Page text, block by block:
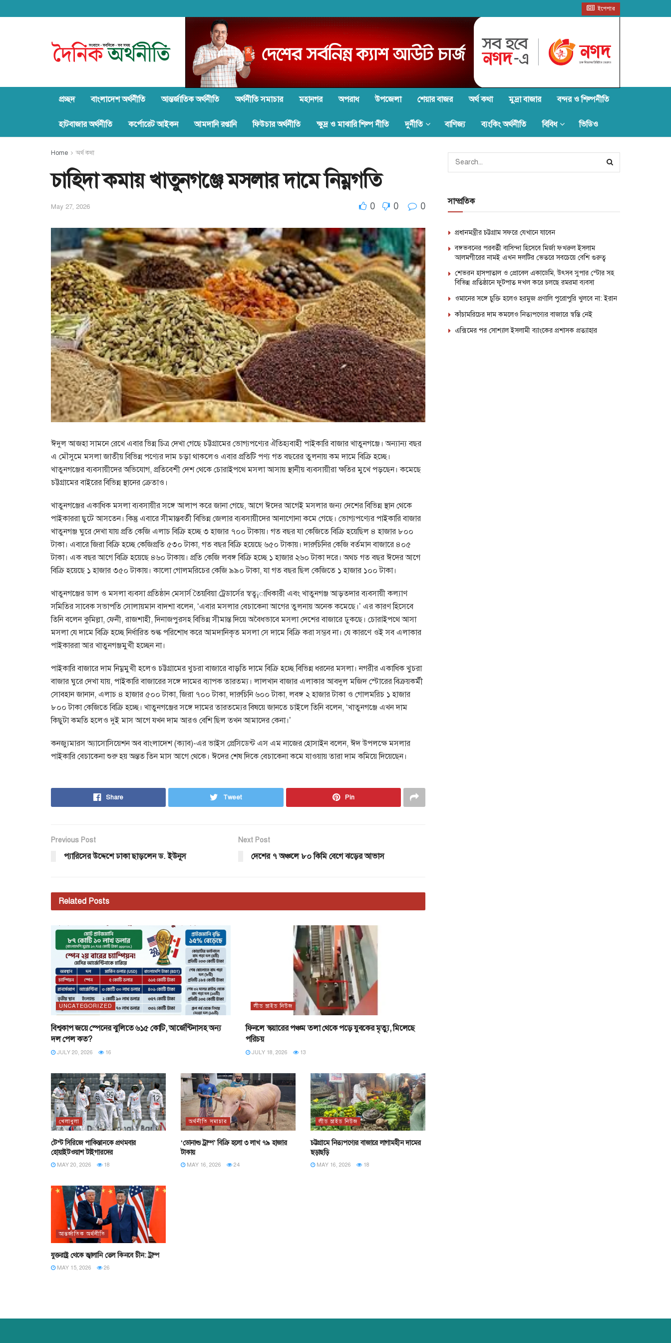
ইপেপার
প্রচ্ছদ বাংলাদেশ অর্থনীতি আন্তর্জাতিক অর্থনীতি অর্থনীতি সমাচার মহানগর অপরাধ উপজেলা শেয়ার বাজর অর্থ কথা মুদ্রা বাজার বন্দর ও শিল্পনীতি
হাটবাজার অর্থনীতি কর্পোরেট আইকন আমদানি রপ্তানি ফিউচার অর্থনীতি ক্ষুদ্র ও মাঝারি শিল্প নীতি দুর্নীতি বাণিজ্য ব্যংকিং অর্থনীতি বিবিধ ভিডিও
Home অর্থ কথা
চাহিদা কমায় খাতুনগঞ্জে মসলার দামে নিম্নগতি
May 27, 2026 0 0 0
ঈদুল আজহা সামনে রেখে এবার ভিন্ন চিত্র দেখা গেছে চট্টগ্রামের ভোগ্যপণ্যের ঐতিহ্যবাহী পাইকারি বাজার খাতুনগঞ্জে। অন্যান্য বছর
এ মৌসুমে মসলা জাতীয় বিভিন্ন পণ্যের দাম চড়া থাকলেও এবার প্রতিটি পণ্য গত বছরের তুলনায় কম দামে বিক্রি হচ্ছে।
খাতুনগঞ্জের ব্যবসায়ীদের অভিযোগ, প্রতিবেশী দেশ থেকে চোরাইপথে মসলা আসায় স্থানীয় ব্যবসায়ীরা ক্ষতির মুখে পড়ছেন। কমেছে
চট্টগ্রামের বাইরের বিভিন্ন স্থানের ক্রেতাও।
খাতুনগঞ্জের একাধিক মসলা ব্যবসায়ীর সঙ্গে আলাপ করে জানা গেছে, আগে ঈদের আগেই মসলার জন্য দেশের বিভিন্ন স্থান থেকে
পাইকাররা ছুটে আসতেন। কিন্তু এবারে সীমান্তবর্তী বিভিন্ন জেলার ব্যবসায়ীদের আনাগোনা কমে গেছে। ভোগ্যপণ্যের পাইকারি বাজার
খাতুনগঞ্জ ঘুরে দেখা যায় প্রতি কেজি এলাচ বিক্রি হচ্ছে ৩ হাজার ৭০০ টাকায়। গত বছর যা কেজিতে বিক্রি হয়েছিল ৪ হাজার ৮০০
টাকা। এবারে জিরা বিক্রি হচ্ছে কেজিপ্রতি ৫৩০ টাকা, গত বছর বিক্রি হয়েছে ৬৫০ টাকায়। দারুচিনির কেজি বর্তমান বাজারে ৪০৫
টাকা। এক বছর আগে বিক্রি হয়েছে ৪৬০ টাকায়। প্রতি কেজি লবঙ্গ বিক্রি হচ্ছে ১ হাজার ২৬০ টাকা দরে। অথচ গত বছর ঈদের আগে
বিক্রি হয়েছে ১ হাজার ৩৫০ টাকায়। কালো গোলমরিচের কেজি ৯৯০ টাকা, যা গত বছর ছিল কেজিতে ১ হাজার ১০০ টাকা।
খাতুনগঞ্জের ডাল ও মসলা ব্যবসা প্রতিষ্ঠান মেসার্স তৈয়বিয়া ট্রেডার্সের স্বত্ব¡াধিকারী এবং খাতুনগঞ্জ আড়তদার ব্যবসায়ী কল্যাণ
সমিতির সাবেক সভাপতি সোলায়মান বাদশা বলেন, ‘এবার মসলার বেচাকেনা আগের তুলনায় অনেক কমেছে।’ এর কারণ হিসেবে
তিনি বলেন কুমিল্লা, ফেনী, রাজশাহী, দিনাজপুরসহ বিভিন্ন সীমান্ত দিয়ে অবৈধভাবে মসলা দেশের বাজারে ঢুকছে। চোরাইপথে আসা
মসলা যে দামে বিক্রি হচ্ছে নির্ধারিত শুল্ক পরিশোধ করে আমদানিকৃত মসলা সে দামে বিক্রি করা সম্ভব না। যে কারণে ওই সব এলাকার
পাইকাররা আর খাতুনগঞ্জমুখী হচ্ছেন না।
পাইকারি বাজারে দাম নিম্নমুখী হলেও চট্টগ্রামের খুচরা বাজারে বাড়তি দামে বিক্রি হচ্ছে বিভিন্ন ধরনের মসলা। নগরীর একাধিক খুচরা
বাজার ঘুরে দেখা যায়, পাইকারি বাজারের সঙ্গে দামের ব্যাপক তারতম্য। লালখান বাজার এলাকার আবদুল মজিদ স্টোরের বিক্রয়কর্মী
সোবহান জানান, এলাচ ৪ হাজার ৫০০ টাকা, জিরা ৭০০ টাকা, দারুচিনি ৬০০ টাকা, লবঙ্গ ২ হাজার টাকা ও গোলমরিচ ১ হাজার
৮০০ টাকা কেজিতে বিক্রি হচ্ছে। খাতুনগঞ্জের সঙ্গে দামের তারতম্যের বিষয়ে জানতে চাইলে তিনি বলেন, ‘খাতুনগঞ্জে এখন দাম
কিছুটা কমতি হলেও দুই মাস আগে যখন দাম আরও বেশি ছিল তখন আমাদের কেনা।’
কনজ্যুমারস অ্যাসোসিয়েশন অব বাংলাদেশ (ক্যাব)-এর ভাইস প্রেসিডেন্ট এস এম নাজের হোসাইন বলেন, ঈদ উপলক্ষে মসলার
পাইকারি বেচাকেনা শুরু হয় অন্তত তিন মাস আগে থেকে। ঈদের শেষ দিকে বেচাকেনা কমে যাওয়ায় তারা দাম কমিয়ে দিয়েছেন।
Share Tweet Pin
Previous Post
প্যারিসের উদ্দেশে ঢাকা ছাড়লেন ড. ইউনূস
Next Post
দেশের ৭ অঞ্চলে ৮০ কিমি বেগে ঝড়ের আভাস
Related Posts
UNCATEGORIZED
বিশ্বকাপ জয়ে স্পেনের ঝুলিতে ৬১৫ কোটি, আর্জেন্টিনাসহ অন্য
দল পেল কত?
JULY 20, 2026 16
লীড স্লাইড নিউজ
ফিনলে স্কয়ারের পঞ্চম তলা থেকে পড়ে যুবকের মৃত্যু, মিলেছে
পরিচয়
JULY 18, 2026 13
খেলাধুলা
টেস্ট সিরিজে পাকিস্তানকে প্রথমবার
হোয়াইটওয়াশ টাইগারদের
MAY 20, 2026 18
অর্থনীতি সমাচার
‘ডোনাল্ড ট্রাম্প’ বিক্রি হলো ৩ লাখ ৭৯ হাজার
টাকায়
MAY 16, 2026 24
লীড স্লাইড নিউজ
চট্টগ্রামে নিত্যপণ্যের বাজারে লাগামহীন দামের
ছড়াছড়ি
MAY 16, 2026 18
আন্তর্জাতিক অর্থনীতি
যুক্তরাষ্ট্র থেকে জ্বালানি তেল কিনবে চীন: ট্রাম্প
MAY 15, 2026 26
সাম্প্রতিক
প্রধানমন্ত্রীর চট্টগ্রাম সফরে যেখানে যাবেন
বঙ্গভবনের পরবর্তী বাসিন্দা হিসেবে মির্জা ফখরুল ইসলাম
আলমগীরের নামই এখন দলটির ভেতরে সবচেয়ে বেশি গুরুত্ব
শেভরন হাসপাতাল ও প্রোবেল একাডেমি, উৎসব সুপার স্টোর সহ
বিভিন্ন প্রতিষ্ঠানে ফুটপাত দখল করে চলছে রমরমা ব্যবসা
ওমানের সঙ্গে চুক্তি হলেও হরমুজ প্রণালি পুরোপুরি খুলবে না: ইরান
কাঁচামরিচের দাম কমলেও নিত্যপণ্যের বাজারে স্বস্তি নেই
এক্সিমের পর সোশ্যাল ইসলামী ব্যাংকের প্রশাসক প্রত্যাহার